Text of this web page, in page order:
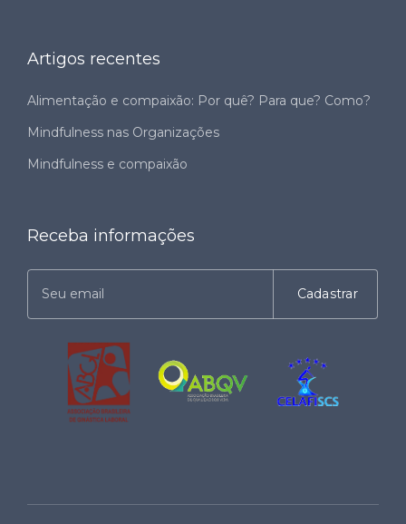
Artigos recentes
Alimentação e compaixão: Por quê? Para que? Como?
Mindfulness nas Organizações
Mindfulness e compaixão
Receba informações
Cadastrar